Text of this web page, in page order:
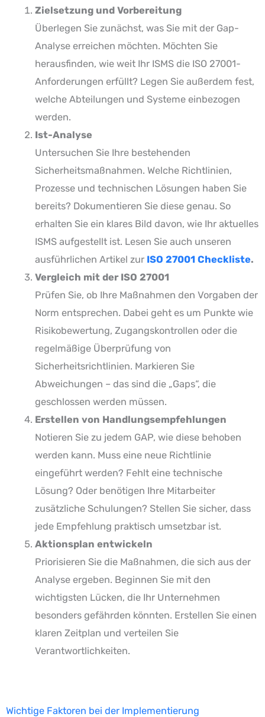
Zielsetzung und Vorbereitung
Überlegen Sie zunächst, was Sie mit der Gap-
Analyse erreichen möchten. Möchten Sie
herausfinden, wie weit Ihr ISMS die ISO 27001-
Anforderungen erfüllt? Legen Sie außerdem fest,
welche Abteilungen und Systeme einbezogen
werden.
Ist-Analyse
Untersuchen Sie Ihre bestehenden
Sicherheitsmaßnahmen. Welche Richtlinien,
Prozesse und technischen Lösungen haben Sie
bereits? Dokumentieren Sie diese genau. So
erhalten Sie ein klares Bild davon, wie Ihr aktuelles
ISMS aufgestellt ist. Lesen Sie auch unseren
ausführlichen Artikel zur ISO 27001 Checkliste.
Vergleich mit der ISO 27001
Prüfen Sie, ob Ihre Maßnahmen den Vorgaben der
Norm entsprechen. Dabei geht es um Punkte wie
Risikobewertung, Zugangskontrollen oder die
regelmäßige Überprüfung von
Sicherheitsrichtlinien. Markieren Sie
Abweichungen – das sind die „Gaps“, die
geschlossen werden müssen.
Erstellen von Handlungsempfehlungen
Notieren Sie zu jedem GAP, wie diese behoben
werden kann. Muss eine neue Richtlinie
eingeführt werden? Fehlt eine technische
Lösung? Oder benötigen Ihre Mitarbeiter
zusätzliche Schulungen? Stellen Sie sicher, dass
jede Empfehlung praktisch umsetzbar ist.
Aktionsplan entwickeln
Priorisieren Sie die Maßnahmen, die sich aus der
Analyse ergeben. Beginnen Sie mit den
wichtigsten Lücken, die Ihr Unternehmen
besonders gefährden könnten. Erstellen Sie einen
klaren Zeitplan und verteilen Sie
Verantwortlichkeiten.
Wichtige Faktoren bei der Implementierung